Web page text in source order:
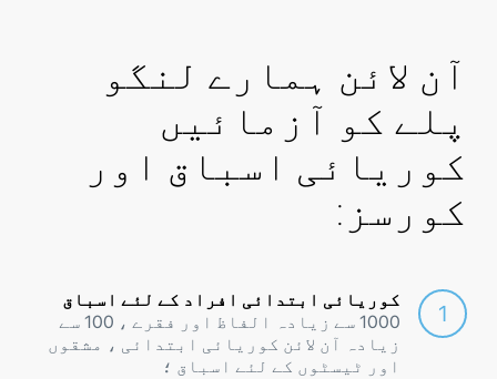
آن لائن ہمارے لنگو
پلے کو آزمائیں
کوریائی اسباق اور
کورسز:
کوریائی ابتدائی افراد کے لئے اسباق
1000 سے زیادہ الفاظ اور فقرے ، 100 سے
زیادہ آن لائن کوریائی ابتدائی ، مشقوں
اور ٹیسٹوں کے لئے اسباق ؛